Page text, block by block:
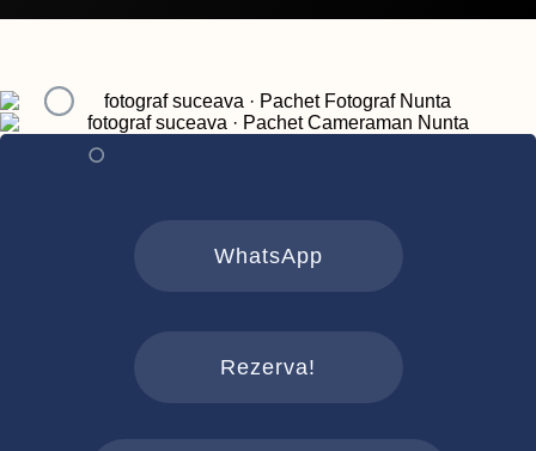
WhatsApp
Rezerva!